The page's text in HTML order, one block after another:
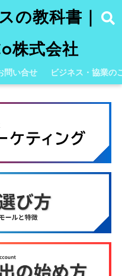
の教科書｜
株式会社
問い合せ ビジネス・協業の